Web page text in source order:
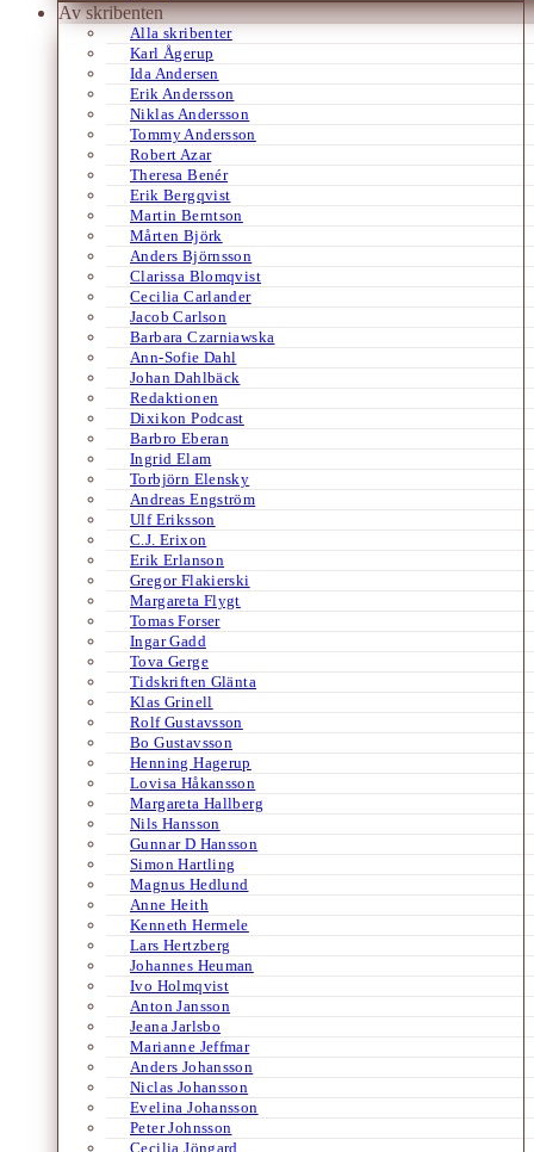
Av skribenten
Alla skribenter
Karl Ågerup
Ida Andersen
Erik Andersson
Niklas Andersson
Tommy Andersson
Robert Azar
Theresa Benér
Erik Bergqvist
Martin Berntson
Mårten Björk
Anders Björnsson
Clarissa Blomqvist
Cecilia Carlander
Jacob Carlson
Barbara Czarniawska
Ann-Sofie Dahl
Johan Dahlbäck
Redaktionen
Dixikon Podcast
Barbro Eberan
Ingrid Elam
Torbjörn Elensky
Andreas Engström
Ulf Eriksson
C.J. Erixon
Erik Erlanson
Gregor Flakierski
Margareta Flygt
Tomas Forser
Ingar Gadd
Tova Gerge
Tidskriften Glänta
Klas Grinell
Rolf Gustavsson
Bo Gustavsson
Henning Hagerup
Lovisa Håkansson
Margareta Hallberg
Nils Hansson
Gunnar D Hansson
Simon Hartling
Magnus Hedlund
Anne Heith
Kenneth Hermele
Lars Hertzberg
Johannes Heuman
Ivo Holmqvist
Anton Jansson
Jeana Jarlsbo
Marianne Jeffmar
Anders Johansson
Niclas Johansson
Evelina Johansson
Peter Johnsson
Cecilia Jöngard